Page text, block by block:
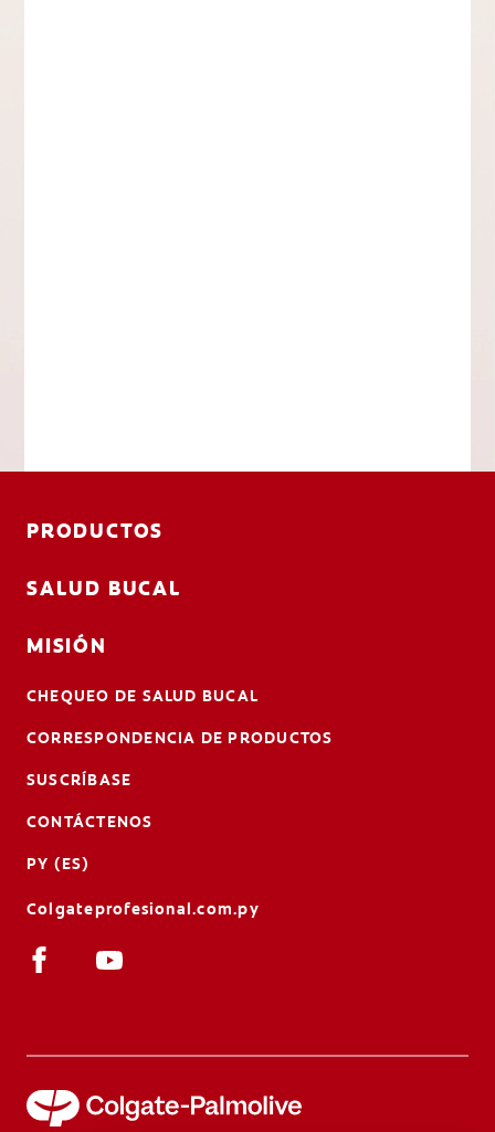
PRODUCTOS
SALUD BUCAL
MISIÓN
CHEQUEO DE SALUD BUCAL
CORRESPONDENCIA DE PRODUCTOS
SUSCRÍBASE
CONTÁCTENOS
PY (ES)
Colgateprofesional.com.py